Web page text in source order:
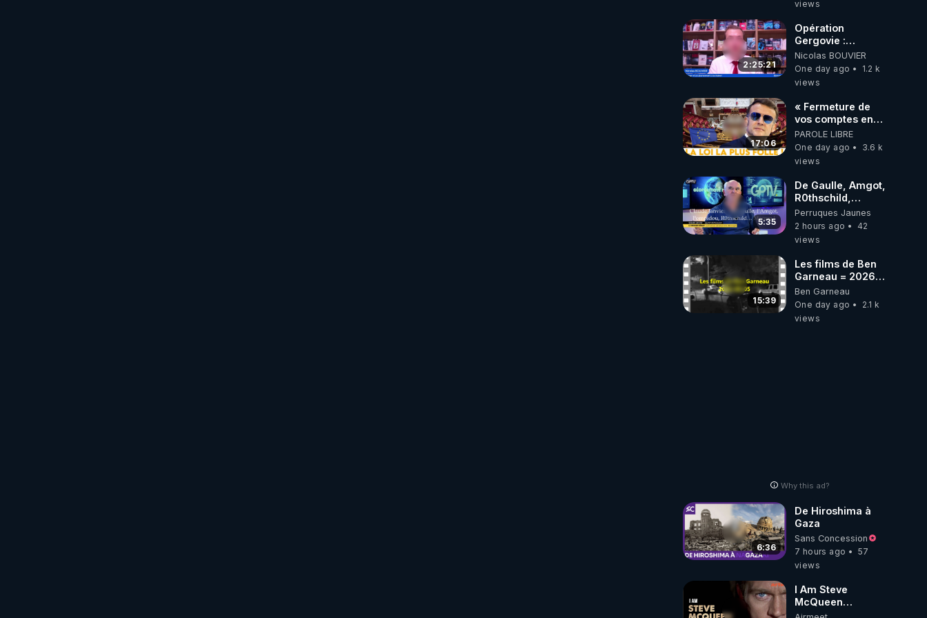
augmentation du
nombre de
grossesses
multiples (souvent
complexes).Inégalités
sociales et
territoriales : Les
risques sont
amplifiés chez les
mères touchées
par la pauvreté ou
zones
médicalement
défavorisées. Les
territoires
d'outre-mer et la
France
enregistrent les
chiffres les plus
inquiétants.Crise
du système de
prévention : Le
views
2:25:21
Opération
Gergovie :
‪@38resistancegauloise‬
‪@MarionSigautOfficiel‬
‪@gladysriifard5710‬
Nicolas BOUVIER
One day ago
1.2 k
views
17:06
« Fermeture de
vos comptes en
banque ! » :
Macron impose
une loi folle !
PAROLE LIBRE
One day ago
3.6 k
views
5:35
De Gaulle, Amgot,
R0thschild,
Macron &
Pompidou…
Macron Claude
X 2024
Perruques Jaunes
2 hours ago
42
views
15:39
Les films de Ben
Garneau = 2026-
08-05
Ben Garneau
One day ago
2.1 k
views
Why this ad?
6:36
De Hiroshima à
Gaza
Sans Concession
7 hours ago
57
views
I Am Steve
McQueen
⎮Documentaire